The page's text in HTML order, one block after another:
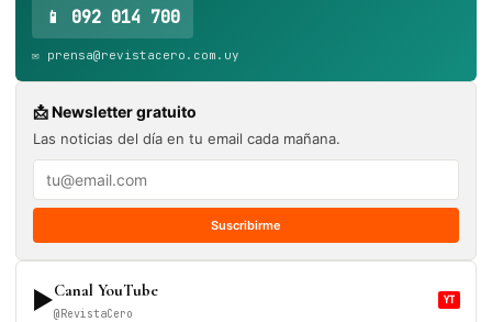
📱 092 014 700
✉️ prensa@revistacero.com.uy
📩 Newsletter gratuito
Las noticias del día en tu email cada mañana.
Suscribirme
▶Canal YouTube
@RevistaCero
YT